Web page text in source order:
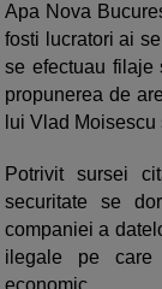
Apa Nova
fosti lucratori ai
se efectuau filaje
propunerea de
lui Vlad
Potrivit sursei
securitate se
companiei a
ilegale pe care